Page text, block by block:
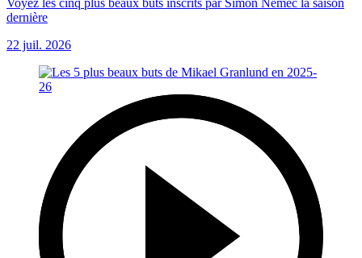
Voyez les cinq plus beaux buts inscrits par Simon Nemec la saison
dernière
22 juil. 2026